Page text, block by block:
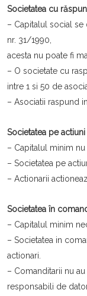
Societatea cu
– Capitalul social
nr. 31/1990,
acesta nu poate fi
– O societate cu
intre 1 si 50 de
– Asociatii raspund
Societatea pe actiuni
– Capitalul minim
– Societatea pe
– Actionarii
Societatea în
– Capitalul minim
– Societatea in
actionari.
– Comanditarii nu
responsabili de